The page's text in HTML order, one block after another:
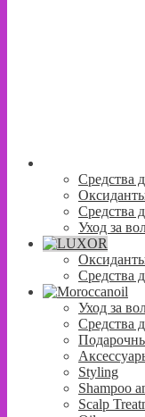
Средства
Средства
Уход за
Средства
Уход за
Средства
Styling
Shampoo
Scalp